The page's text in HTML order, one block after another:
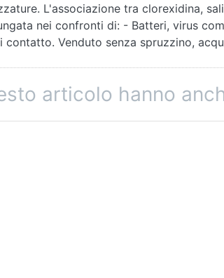
L'associazione tra clorexidina,
nei confronti di: - Batteri, virus
Venduto senza spruzzino,
articolo hanno